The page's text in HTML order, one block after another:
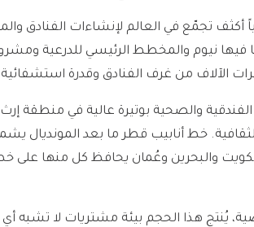
أكثف تجمّع في العالم لإنشاءات الفنادق
2030 وحدها — بما فيها نيوم والمخطط الرئيسي للدرعية
من غرف الفنادق وقدرة استشفائية
خط أنابيب قطر ما بعد المونديال
والبحرين وعُمان يحافظ كل منها على
يُنتج هذا الحجم بيئة مشتريات لا تشبه